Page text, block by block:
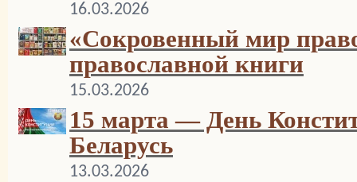
16.03.2026
«Сокровенный мир
православной книги
15.03.2026
15 марта — День
Беларусь
13.03.2026